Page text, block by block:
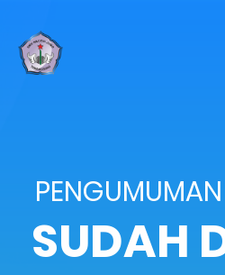
SUDAH